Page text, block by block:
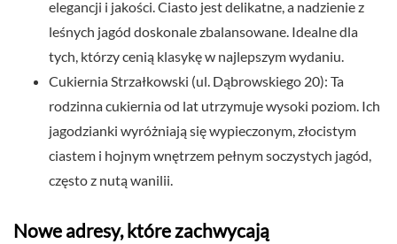
elegancji i jakości. Ciasto jest delikatne, a nadzienie z
leśnych jagód doskonale zbalansowane. Idealne dla
tych, którzy cenią klasykę w najlepszym wydaniu.
Cukiernia Strzałkowski (ul. Dąbrowskiego 20): Ta
rodzinna cukiernia od lat utrzymuje wysoki poziom. Ich
jagodzianki wyróżniają się wypieczonym, złocistym
ciastem i hojnym wnętrzem pełnym soczystych jagód,
często z nutą wanilii.
Nowe adresy, które zachwycają